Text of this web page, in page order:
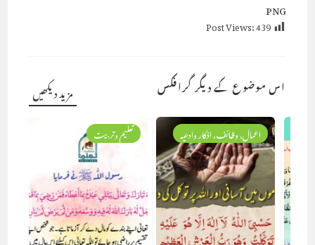
PNG
Post Views:439
اس موضوع کے دیگر گرافکس مزید دیکھیں
اعمال، وظائف، اذکار وادعیہ تعلیم وتربیت